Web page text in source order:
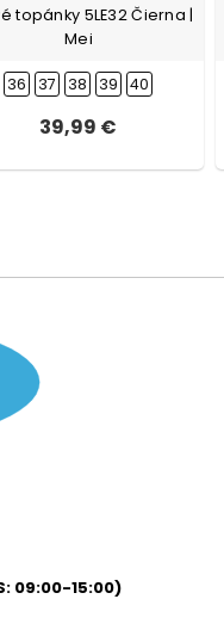
topánky 5LE32 Čierna |
Mei
36 37 38 39 40
39,99 €
09:00-15:00)